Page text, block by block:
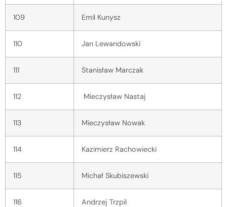
109 Emil Kunysz
110 Jan Lewandowski
111 Stanisław Marczak
112 Mieczysław Nastaj
113 Mieczysław Nowak
114 Kazimierz Rachowiecki
115 Michał Skubiszewski
116 Andrzej Trzpil